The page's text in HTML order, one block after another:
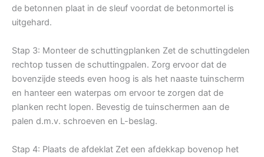
de betonnen plaat in de sleuf voordat de betonmortel is
uitgehard.
Stap 3: Monteer de schuttingplanken Zet de schuttingdelen
rechtop tussen de schuttingpalen. Zorg ervoor dat de
bovenzijde steeds even hoog is als het naaste tuinscherm
en hanteer een waterpas om ervoor te zorgen dat de
planken recht lopen. Bevestig de tuinschermen aan de
palen d.m.v. schroeven en L-beslag.
Stap 4: Plaats de afdeklat Zet een afdekkap bovenop het